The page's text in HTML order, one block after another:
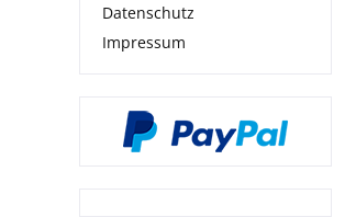
Datenschutz
Impressum